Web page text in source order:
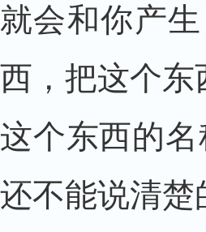
就会和你产
西，把这个
这个东西的
还不能说清